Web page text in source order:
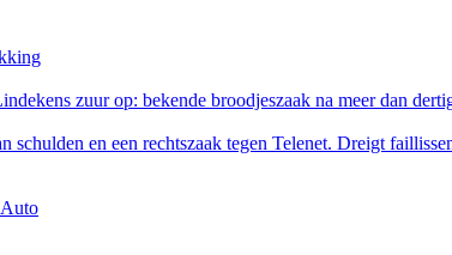
zuur op: bekende broodjeszaak na meer dan
schulden en een rechtszaak tegen Telenet. Dreigt